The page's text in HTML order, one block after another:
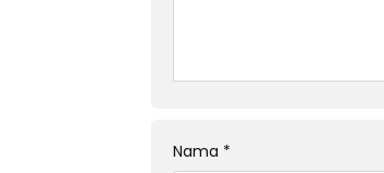
Nama *